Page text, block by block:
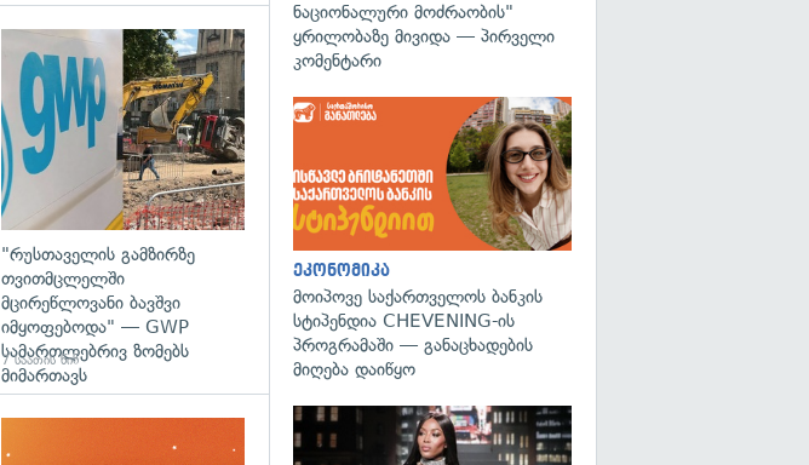
გადახედვა
"რუსთაველის გამზირზე
თვითმცლელში
მცირეწლოვანი ბავშვი
იმყოფებოდა" — GWP
სამართლებრივ ზომებს
მიმართავს
7 საათის წინ
ნაციონალური მოძრაობის"
ყრილობაზე მივიდა — პირველი
კომენტარი
ეკონომიკა
მოიპოვე საქართველოს ბანკის
სტიპენდია CHEVENING-ის
პროგრამაში — განაცხადების
მიღება დაიწყო